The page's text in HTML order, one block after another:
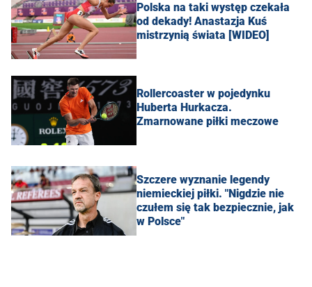
Polska na taki występ czekała
od dekady! Anastazja Kuś
mistrzynią świata [WIDEO]
Rollercoaster w pojedynku
Huberta Hurkacza.
Zmarnowane piłki meczowe
Szczere wyznanie legendy
niemieckiej piłki. "Nigdzie nie
czułem się tak bezpiecznie, jak
w Polsce"